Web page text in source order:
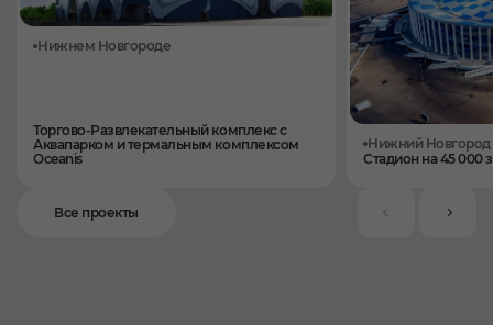
Все проекты
Нижнем Новгороде
Торгово-Развлекательный комплекс с
Аквапарком и термальным комплексом
Oceanis
Нижний Новгород
Стадион на 45 000